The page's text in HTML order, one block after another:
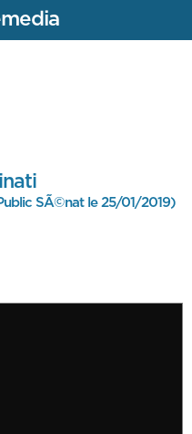
SÃ©nat le 25/01/2019)